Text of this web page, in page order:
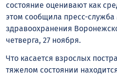
состояние оценивают как
этом сообщила пресс-служба
здравоохранения
четверга, 27 ноября.
Что касается взрослых
тяжелом состоянии